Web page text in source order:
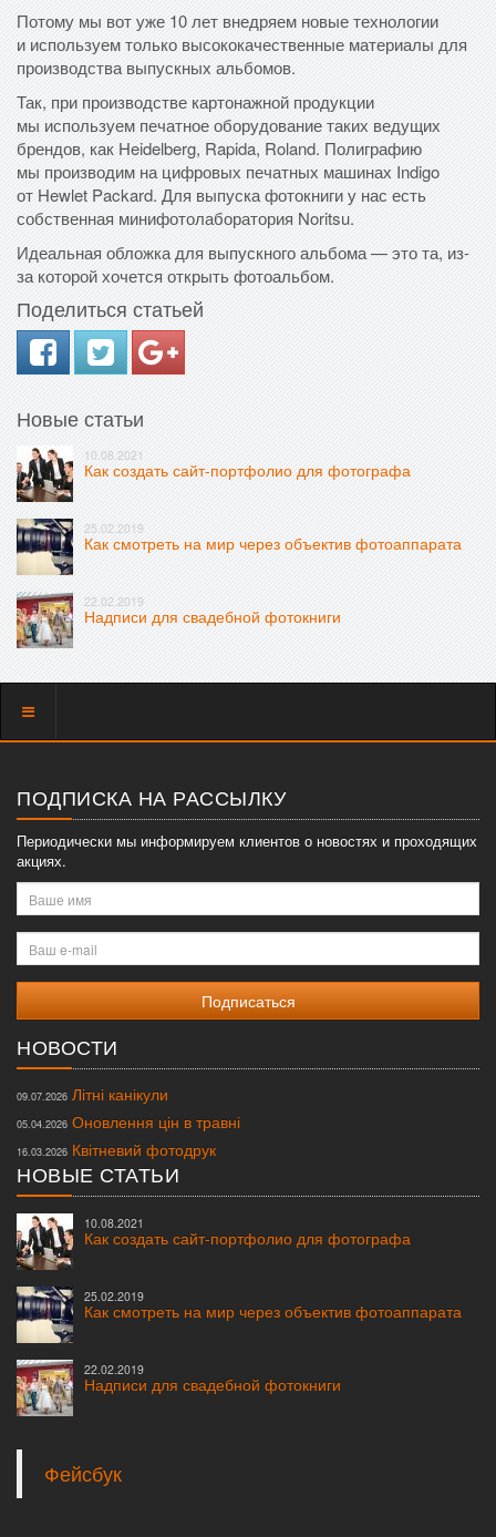
Потому мы вот уже 10 лет внедряем новые технологии
и используем только высококачественные материалы для
производства выпускных альбомов.
Так, при производстве картонажной продукции
мы используем печатное оборудование таких ведущих
брендов, как Heidelberg, Rapida, Roland. Полиграфию
мы производим на цифровых печатных машинах Indigo
от Hewlet Packard. Для выпуска фотокниги у нас есть
собственная минифотолаборатория Noritsu.
Идеальная обложка для выпускного альбома — это та, из-
за которой хочется открыть фотоальбом.
Поделиться статьей
Новые статьи
10.08.2021
Как создать сайт-портфолио для фотографа
25.02.2019
Как смотреть на мир через объектив фотоаппарата
22.02.2019
Надписи для свадебной фотокниги
Показать
ПОДПИСКА НА РАССЫЛКУ
Периодически мы информируем клиентов о новостях и проходящих
акциях.
Ваше
имя
Ваш
e-
mail
НОВОСТИ
09.07.2026 Літні канікули
05.04.2026 Оновлення цін в травні
16.03.2026 Квітневий фотодрук
НОВЫЕ СТАТЬИ
10.08.2021
Как создать сайт-портфолио для фотографа
25.02.2019
Как смотреть на мир через объектив фотоаппарата
22.02.2019
Надписи для свадебной фотокниги
Фейсбук